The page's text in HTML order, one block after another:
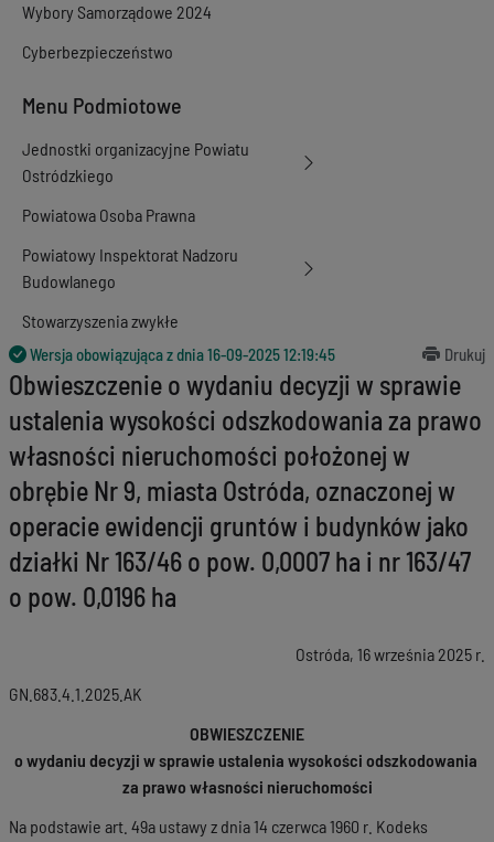
Wybory Samorządowe 2024
Cyberbezpieczeństwo
Menu Podmiotowe
Jednostki organizacyjne Powiatu
Ostródzkiego
Powiatowa Osoba Prawna
Powiatowy Inspektorat Nadzoru
Budowlanego
Stowarzyszenia zwykłe
Wersja obowiązująca z dnia16-09-2025 12:19:45 Drukuj
Obwieszczenie o wydaniu decyzji w sprawie
ustalenia wysokości odszkodowania za prawo
własności nieruchomości położonej w
obrębie Nr 9, miasta Ostróda, oznaczonej w
operacie ewidencji gruntów i budynków jako
działki Nr 163/46 o pow. 0,0007 ha i nr 163/47
o pow. 0,0196 ha
Ostróda, 16 września 2025 r.
GN.683.4.1.2025.AK
OBWIESZCZENIE
o wydaniu decyzji w sprawie ustalenia wysokości odszkodowania
za prawo własności nieruchomości
Na podstawie art. 49a ustawy z dnia 14 czerwca 1960 r. Kodeks